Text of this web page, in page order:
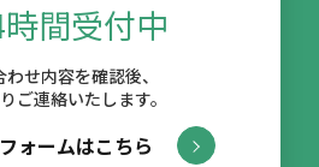
間受付中
せ内容を確認後、
ご連絡いたします。
ォームはこちら